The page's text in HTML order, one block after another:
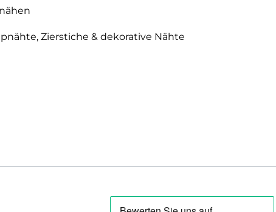
Zierstiche & dekorative Nähte